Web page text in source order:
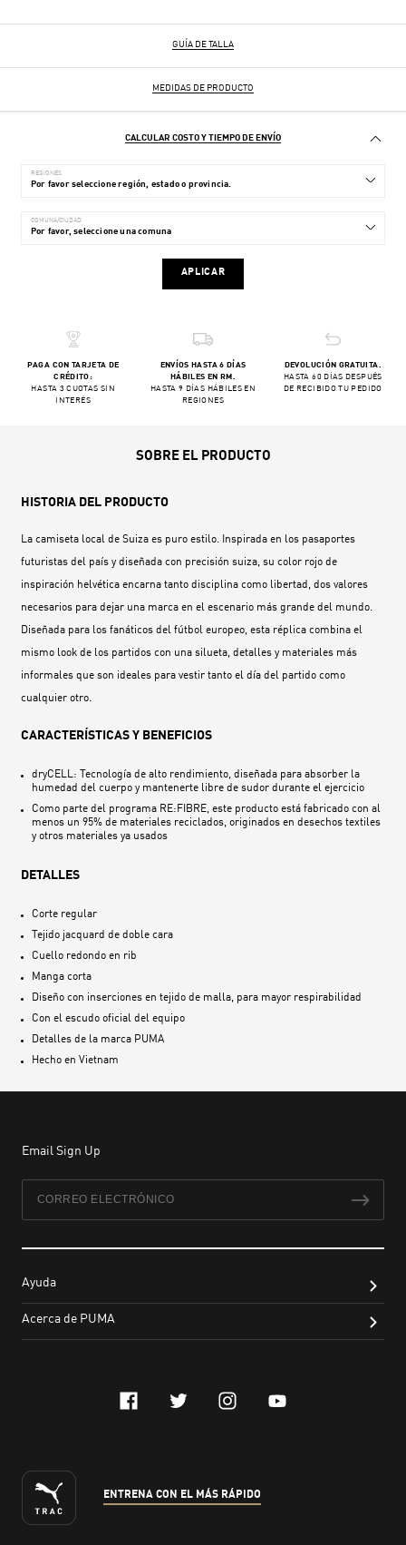
GUÍA DE TALLA
MEDIDAS DE PRODUCTO
CALCULAR COSTO Y TIEMPO DE ENVÍO
REGIONES
COMUNA/CIUDAD
APLICAR
PAGA CON TARJETA DE
CRÉDITO:
HASTA 3 CUOTAS SIN
INTERÉS
ENVÍOS HASTA 6 DÍAS
HÁBILES EN RM.
HASTA 9 DÍAS HÁBILES EN
REGIONES
DEVOLUCIÓN GRATUITA.
HASTA 60 DÍAS DESPUÉS
DE RECIBIDO TU PEDIDO
SOBRE EL PRODUCTO
HISTORIA DEL PRODUCTO
La camiseta local de Suiza es puro estilo. Inspirada en los pasaportes
futuristas del país y diseñada con precisión suiza, su color rojo de
inspiración helvética encarna tanto disciplina como libertad, dos valores
necesarios para dejar una marca en el escenario más grande del mundo.
Diseñada para los fanáticos del fútbol europeo, esta réplica combina el
mismo look de los partidos con una silueta, detalles y materiales más
informales que son ideales para vestir tanto el día del partido como
cualquier otro.
CARACTERÍSTICAS Y BENEFICIOS
dryCELL: Tecnología de alto rendimiento, diseñada para absorber la
humedad del cuerpo y mantenerte libre de sudor durante el ejercicio
Como parte del programa RE:FIBRE, este producto está fabricado con al
menos un 95% de materiales reciclados, originados en desechos textiles
y otros materiales ya usados
DETALLES
Corte regular
Tejido jacquard de doble cara
Cuello redondo en rib
Manga corta
Diseño con inserciones en tejido de malla, para mayor respirabilidad
Con el escudo oficial del equipo
Detalles de la marca PUMA
Hecho en Vietnam